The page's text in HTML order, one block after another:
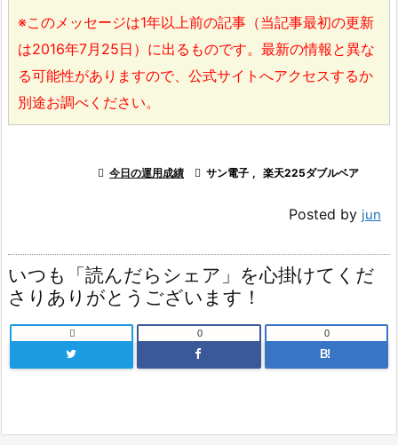
※このメッセージは1年以上前の記事（当記事最初の更新
は2016年7月25日）に出るものです。最新の情報と異な
る可能性がありますので、公式サイトへアクセスするか
別途お調べください。
 今日の運用成績  サン電子 , 楽天225ダブルベア
Posted by jun
いつも「読んだらシェア」を心掛けてくだ
さりありがとうございます！
 0
B!
0